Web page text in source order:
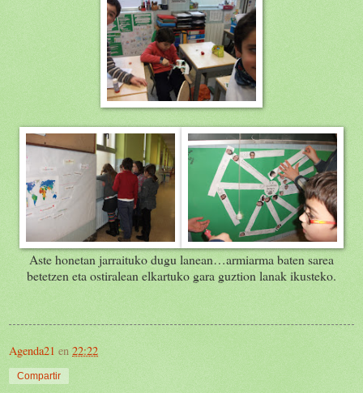
Aste honetan jarraituko dugu lanean…armiarma baten sarea
betetzen eta ostiralean elkartuko gara guztion lanak ikusteko.
Agenda21 en 22:22
Compartir